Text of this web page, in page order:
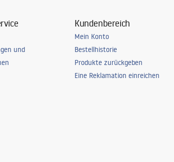
und
Kundenbereich
Mein Konto
Bestellhistorie
Produkte zurückgeben
Eine Reklamation einreichen